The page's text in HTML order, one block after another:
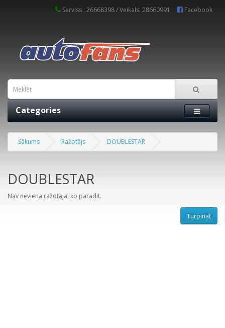
Serviss : 26668398 / Veikals: 28660991 Facebook
Categories
Sākums Ražotājs DOUBLESTAR
DOUBLESTAR
Nav neviena ražotāja, ko parādīt.
Turpināt